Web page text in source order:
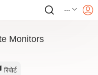
---
Monitors
रिपोर्ट